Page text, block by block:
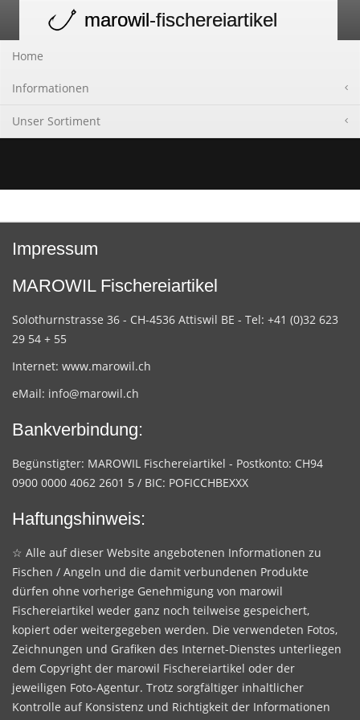
navigation
marowil-fischereiartikel
Home
Informationen
Unser Sortiment
Impressum
MAROWIL Fischereiartikel
Solothurnstrasse 36 - CH-4536 Attiswil BE - Tel: +41 (0)32 623
29 54 + 55
Internet: www.marowil.ch
eMail: info@marowil.ch
Bankverbindung:
Begünstigter: MAROWIL Fischereiartikel - Postkonto: CH94
0900 0000 4062 2601 5 / BIC: POFICCHBEXXX
Haftungshinweis:
☆ Alle auf dieser Website angebotenen Informationen zu
Fischen / Angeln und die damit verbundenen Produkte
dürfen ohne vorherige Genehmigung von marowil
Fischereiartikel weder ganz noch teilweise gespeichert,
kopiert oder weitergegeben werden. Die verwendeten Fotos,
Zeichnungen und Grafiken des Internet-Dienstes unterliegen
dem Copyright der marowil Fischereiartikel oder der
jeweiligen Foto-Agentur. Trotz sorgfältiger inhaltlicher
Kontrolle auf Konsistenz und Richtigkeit der Informationen